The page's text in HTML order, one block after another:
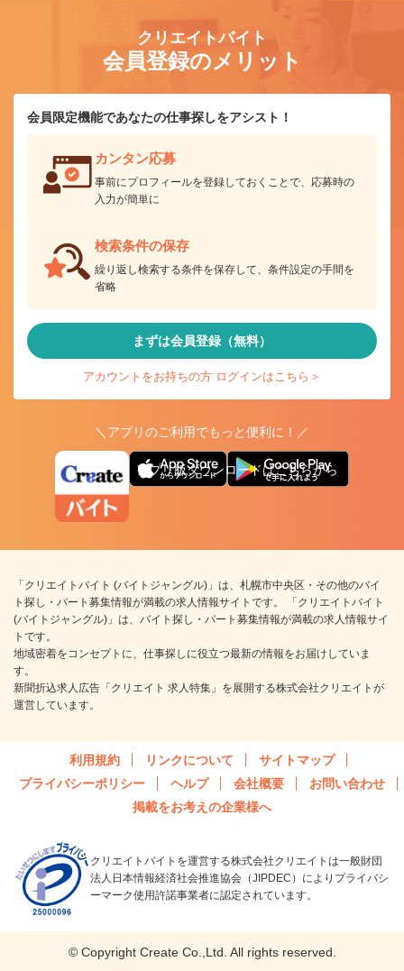
クリエイトバイト
会員登録のメリット
会員限定機能であなたの仕事探しをアシスト！
カンタン応募
事前にプロフィールを登録しておくことで、応募時の
入力が簡単に
検索条件の保存
繰り返し検索する条件を保存して、条件設定の手間を
省略
まずは会員登録（無料）
アカウントをお持ちの方 ログインはこちら＞
＼アプリのご利用でもっと便利に！／
アプリ版ダウンロードはこちらから
「クリエイトバイト (バイトジャングル)」は、札幌市中央区・その他のバイ
ト探し・パート募集情報が満載の求人情報サイトです。 「クリエイトバイト
(バイトジャングル)」は、バイト探し・パート募集情報が満載の求人情報サイ
トです。
地域密着をコンセプトに、仕事探しに役立つ最新の情報をお届けしていま
す。
新聞折込求人広告「クリエイト 求人特集」を展開する株式会社クリエイトが
運営しています。
利用規約 リンクについて
サイトマップ
プライバシーポリシー
ヘルプ 会社概要
お問い合わせ
掲載をお考えの企業様へ
クリエイトバイトを運営する株式会社クリエイトは一般財団
法人日本情報経済社会推進協会（JIPDEC）によりプライバシ
ーマーク使用許諾事業者に認定されています。
© Copyright Create Co.,Ltd. All rights reserved.